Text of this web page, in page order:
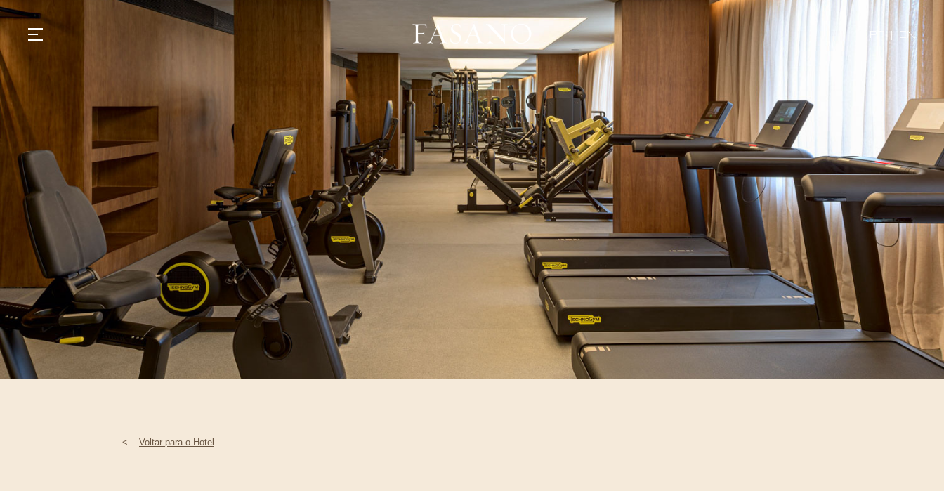
EN
HOTÉIS
EXPERIENCIAS
TIENDA | SELEZIONE
DESCUBRIR
WHAT'S COOKING
CORRIERE
HISTORIA
SOSTENIBILIDAD
CONTACTO
< Voltar para o Hotel